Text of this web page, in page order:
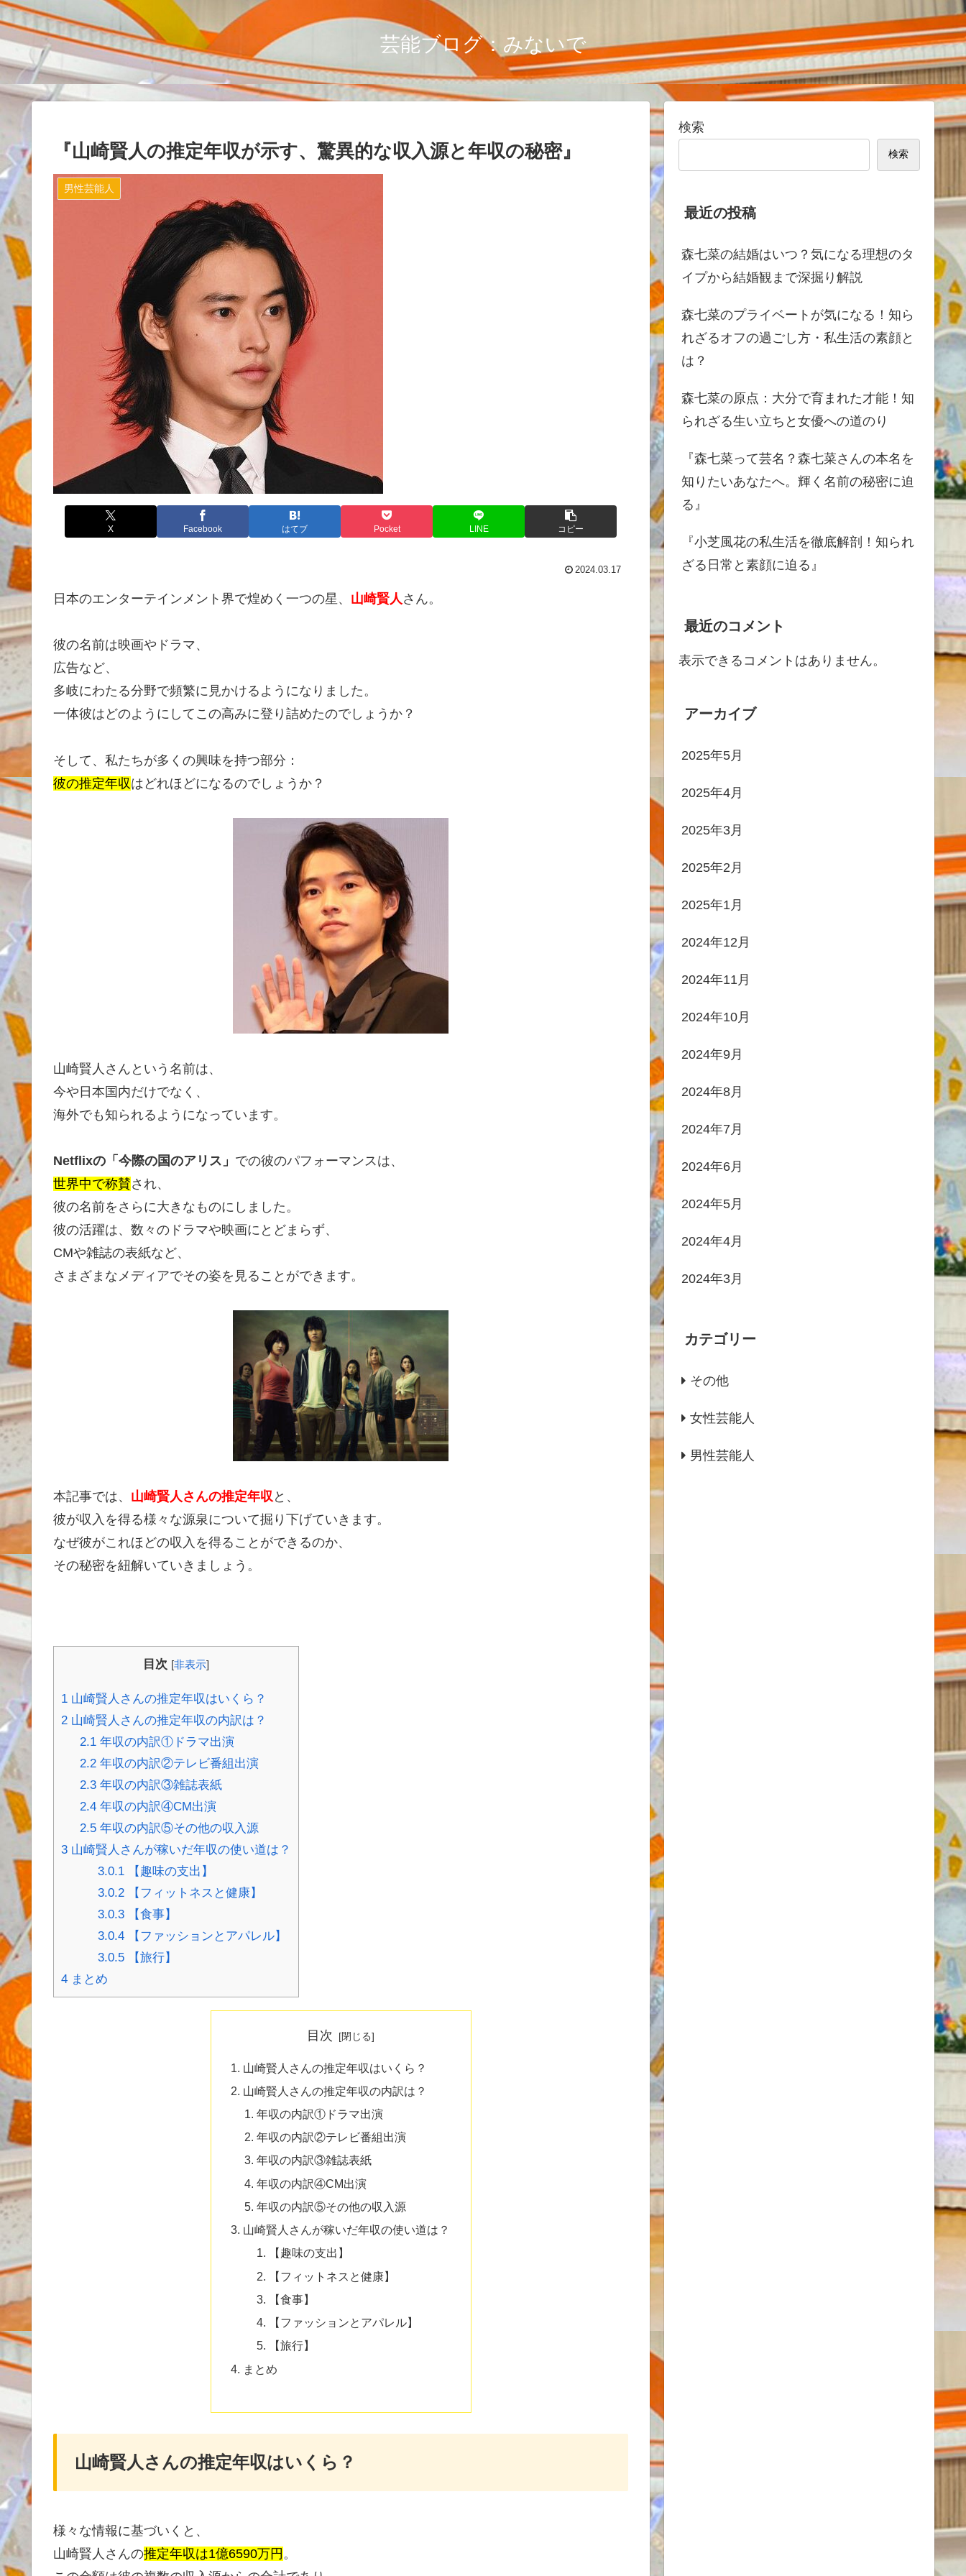
芸能ブログ：みないで
『山崎賢人の推定年収が示す、驚異的な収入源と年収の秘密』
男性芸能人
X Facebook はてブ Pocket LINE コピー
2024.03.17
日本のエンターテインメント界で煌めく一つの星、 山崎賢人 さん。
彼の名前は映画やドラマ、
広告など、
多岐にわたる分野で頻繁に見かけるようになりました。
一体彼はどのようにしてこの高みに登り詰めたのでしょうか？
そして、私たちが多くの興味を持つ部分：
彼の推定年収 はどれほどになるのでしょうか？
山崎賢人さんという名前は、
今や日本国内だけでなく、
海外でも知られるようになっています。
Netflixの「今際の国のアリス」 での彼のパフォーマンスは、
世界中で称賛され、
彼の名前をさらに大きなものにしました。
彼の活躍は、数々のドラマや映画にとどまらず、
CMや雑誌の表紙など、
さまざまなメディアでその姿を見ることができます。
本記事では、 山崎賢人さんの推定年収 と、
彼が収入を得る様々な源泉について掘り下げていきます。
なぜ彼がこれほどの収入を得ることができるのか、
その秘密を紐解いていきましょう。
目次 [非表示]
1 山崎賢人さんの推定年収はいくら？
2 山崎賢人さんの推定年収の内訳は？
2.1年収の内訳①ドラマ出演
2.2年収の内訳②テレビ番組出演
2.3年収の内訳③雑誌表紙
2.4年収の内訳④CM出演
2.5年収の内訳⑤その他の収入源
3 山崎賢人さんが稼いだ年収の使い道は？
3.0.1 【趣味の支出】
3.0.2 【フィットネスと健康】
3.0.3 【食事】
3.0.4 【ファッションとアパレル】
3.0.5 【旅行】
4 まとめ
目次
山崎賢人さんの推定年収はいくら？
山崎賢人さんの推定年収の内訳は？
年収の内訳①ドラマ出演
年収の内訳②テレビ番組出演
年収の内訳③雑誌表紙
年収の内訳④CM出演
年収の内訳⑤その他の収入源
山崎賢人さんが稼いだ年収の使い道は？
【趣味の支出】
【フィットネスと健康】
【食事】
【ファッションとアパレル】
【旅行】
まとめ
山崎賢人さんの推定年収はいくら？
様々な情報に基づいくと、
山崎賢人さんの推定年収は1億6590万円 。
検索
検索
最近の投稿
森七菜の結婚はいつ？気になる理想のタ
イプから結婚観まで深掘り解説
森七菜のプライベートが気になる！知ら
れざるオフの過ごし方・私生活の素顔と
は？
森七菜の原点：大分で育まれた才能！知
られざる生い立ちと女優への道のり
『森七菜って芸名？森七菜さんの本名を
知りたいあなたへ。輝く名前の秘密に迫
る』
『小芝風花の私生活を徹底解剖！知られ
ざる日常と素顔に迫る』
最近のコメント
表示できるコメントはありません。
アーカイブ
2025年5月
2025年4月
2025年3月
2025年2月
2025年1月
2024年12月
2024年11月
2024年10月
2024年9月
2024年8月
2024年7月
2024年6月
2024年5月
2024年4月
2024年3月
カテゴリー
その他
女性芸能人
男性芸能人